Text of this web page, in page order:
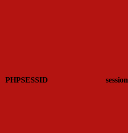
PHPSESSID session